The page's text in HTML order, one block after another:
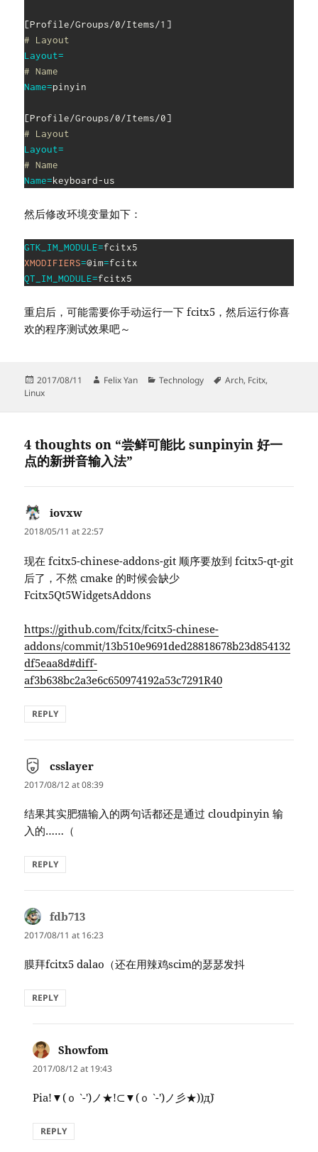
[Profile/Groups/0/Items/1 ]
# Layout
Layout=
# Name
Name=pinyin
[Profile/Groups/0/Items/0]
# Layout
Layout=
# Name
Name=
然后修改环境变量如下：
GTK_IM_MODULE=
XMODIFIERS=@im=
QT_IM_MODULE=
重启后，可能需要你手动运行一下 fcitx5，然后运行你喜
欢的程序测试效果吧～
Posted
on
2017/08/11 Author
Felix Yan Categories
Technology Tags
Arch, Fcitx,
Linux
4 thoughts on “尝鲜可能比 sunpinyin 好一
点的新拼音输入法”
iovxw
2018/05/11 at 22:57
现在 fcitx5-chinese-addons-git 顺序要放到 fcitx5-qt-git
后了，不然 cmake 的时候会缺少
Fcitx5Qt5WidgetsAddons
https://github.com/fcitx/fcitx5-chinese-
addons/commit/13b510e9691ded28818678b23d854132
df5eaa8d#diff-
af3b638bc2a3e6c650974192a53c7291R40
REPLY
csslayer
2017/08/12 at 08:39
结果其实肥猫输入的两句话都还是通过 cloudpinyin 输
入的……（
REPLY
fdb713
2017/08/11 at 16:23
膜拜fcitx5 dalao（还在用辣鸡scim的瑟瑟发抖
REPLY
Showfom
2017/08/12 at 19:43
Pia!▼(ｏ ‵-′)ノ★!⊂▼(ｏ ‵-′)ノ彡★))д`)
REPLY